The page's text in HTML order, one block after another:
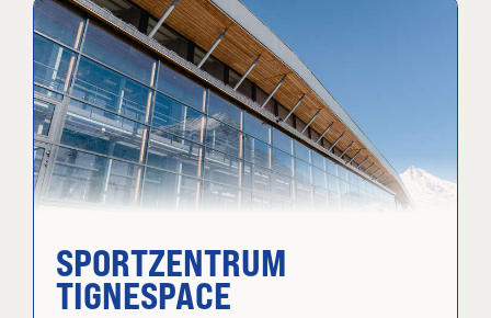
SPORTZENTRUM
TIGNESPACE